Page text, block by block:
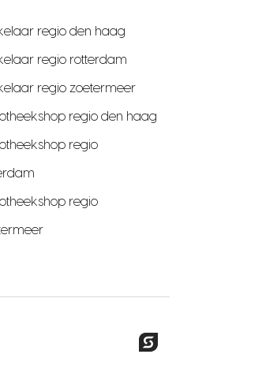
regio den haag
regio rotterdam
regio zoetermeer
regio den haag
regio
regio